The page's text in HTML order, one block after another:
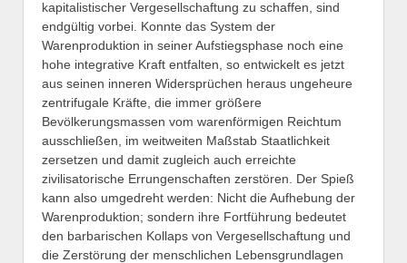
kapitalistischer Vergesellschaftung zu schaffen, sind
endgültig vorbei. Konnte das System der
Warenproduktion in seiner Aufstiegsphase noch eine
hohe integrative Kraft entfalten, so entwickelt es jetzt
aus seinen inneren Widersprüchen heraus ungeheure
zentrifugale Kräfte, die immer größere
Bevölkerungsmassen vom warenförmigen Reichtum
ausschließen, im weitweiten Maßstab Staatlichkeit
zersetzen und damit zugleich auch erreichte
zivilisatorische Errungenschaften zerstören. Der Spieß
kann also umgedreht werden: Nicht die Aufhebung der
Warenproduktion; sondern ihre Fortführung bedeutet
den barbarischen Kollaps von Vergesellschaftung und
die Zerstörung der menschlichen Lebensgrundlagen